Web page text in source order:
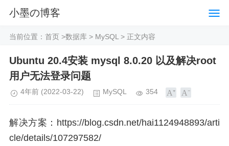
小墨の博客
当前位置： 首页 >数据库 > MySQL > 正文内容
Ubuntu 20.4安装 mysql 8.0.20 以及解决root
用户无法登录问题
4年前 (2022-03-22) MySQL 354
解决方案：https://blog.csdn.net/hai1124948893/arti
cle/details/107297582/